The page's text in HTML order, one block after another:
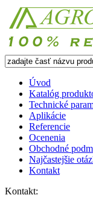
Úvod
Katalóg
Technické
Aplikácie
Referencie
Ocenenia
Obchodné
Najčastejšie
Kontakt
Kontakt: